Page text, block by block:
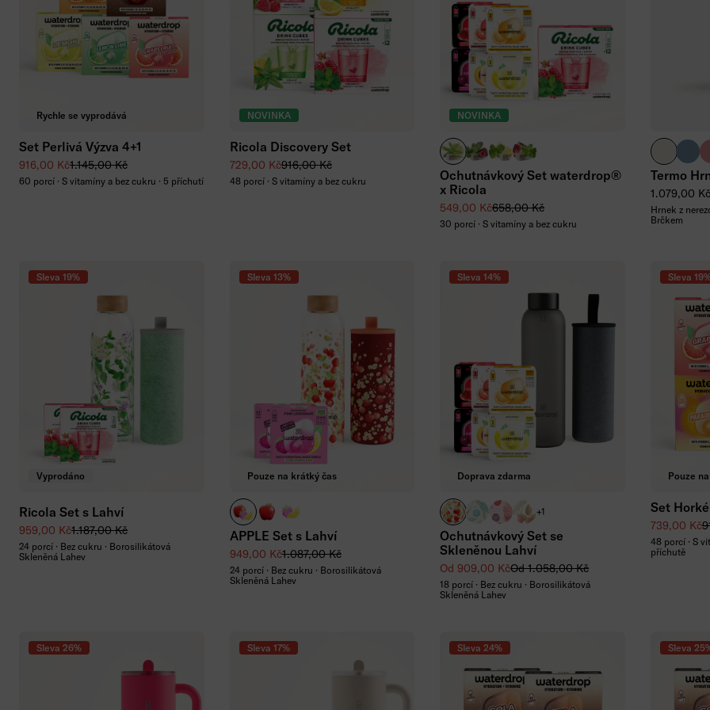
Rychle se vyprodává
Set Perlivá Výzva 4+1
Zvýhodněná cena
916,00 KčBěžná cena
1.145,00 Kč
60 porcí · S vitamíny a bez cukru · 5 příchutí
NOVINKA
Přidat do košíku
Ricola Discovery Set
Zvýhodněná cena
729,00 KčBěžná cena
916,00 Kč
48 porcí · S vitamíny a bez cukru
NOVINKA
Verbena Citrus
Raspberry Melissa
Lemon Mint
Pomegranate Mint
Ochutnávkový Set waterdrop®
x Ricola
Zvýhodněná cena
549,00 KčBěžná cena
658,00 Kč
30 porcí · S vitamíny a bez cukru
krémově
Termo
Běžná cena
1.079,00 Kč
Hrnek z
Brčkem
Sleva 19%
Vyprodáno
Ricola Set s Lahví
Zvýhodněná cena
959,00 KčBěžná cena
1.187,00 Kč
24 porcí · Bez cukru · Borosilikátová
Skleněná Lahev
Sleva 13%
Pouze na krátký čas
Mix Dvakrát APPLE
Dvakrát PINK LEMONADE
APPLE Set s Lahví
Zvýhodněná cena
949,00 KčBěžná cena
1.087,00 Kč
24 porcí · Bez cukru · Borosilikátová
Skleněná Lahev
Sleva 14%
Doprava zdarma
APPLE transparentní
CLEAN transparentní
RELAX transparentní
FLAIR transparentní
+1
Ochutnávkový Set se
Skleněnou Lahví
Zvýhodněná cena
Od 909,00 KčBěžná cena
Od 1.058,00 Kč
18 porcí · Bez cukru · Borosilikátová
Skleněná Lahev
Sleva
Pouze
Set
739,00 Kč
48 porcí · S
příchutě
Sleva 26% Sleva 17% Sleva 24% Sleva